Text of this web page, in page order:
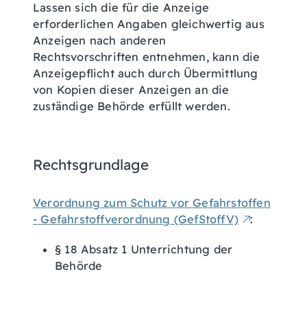
Lassen sich die für die Anzeige
erforderlichen Angaben gleichwertig aus
Anzeigen nach anderen
Rechtsvorschriften entnehmen, kann die
Anzeigepflicht auch durch Übermittlung
von Kopien dieser Anzeigen an die
zuständige Behörde erfüllt werden.
Rechtsgrundlage
Verordnung zum Schutz vor Gefahrstoffen
- Gefahrstoffverordnung (GefStoffV)
:
§ 18 Absatz 1 Unterrichtung der
Behörde